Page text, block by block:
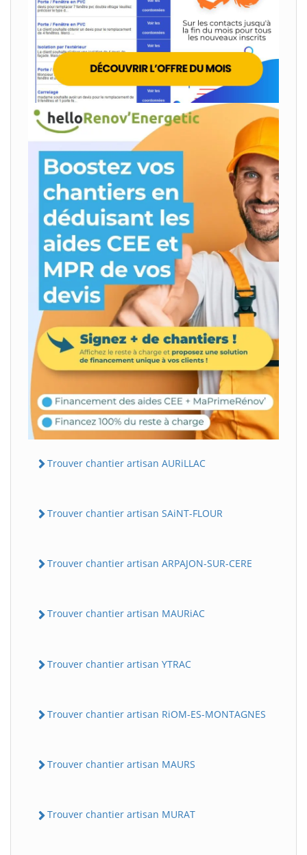
Trouver chantier artisan AURiLLAC
Trouver chantier artisan SAiNT-FLOUR
Trouver chantier artisan ARPAJON-SUR-CERE
Trouver chantier artisan MAURiAC
Trouver chantier artisan YTRAC
Trouver chantier artisan RiOM-ES-MONTAGNES
Trouver chantier artisan MAURS
Trouver chantier artisan MURAT